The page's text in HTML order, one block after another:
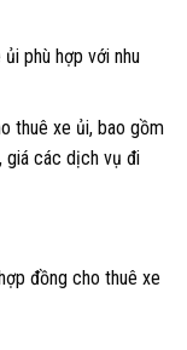
phù hợp với nhu
thuê xe ủi, bao gồm
giá các dịch vụ đi
đồng cho thuê xe